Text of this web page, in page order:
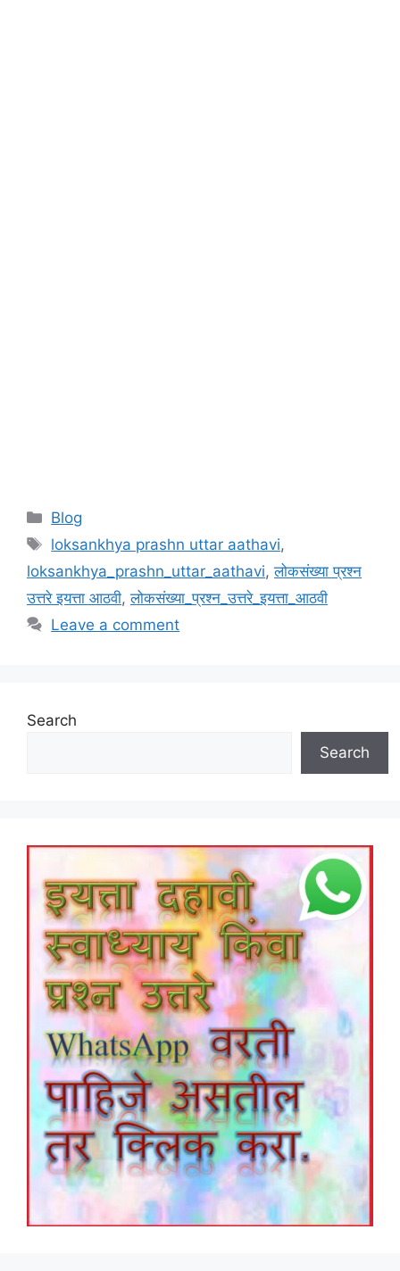
Categories
Blog
Tags
loksankhya prashn uttar aathavi,
loksankhya_prashn_uttar_aathavi,लोकसंख्या प्रश्न
उत्तरे इयत्ता आठवी,लोकसंख्या_प्रश्न_उत्तरे_इयत्ता_आठवी
Leave a comment
Search
Search